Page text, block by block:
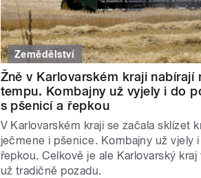
Zemědělství
Žně v Karlovarském kraji nabírají
tempu. Kombajny už vyjely i do
s pšenicí a řepkou
V Karlovarském kraji se začala sklízet
ječmene i pšenice. Kombajny už vjely
řepkou. Celkově je ale Karlovarský kraj
už tradičně pozadu.